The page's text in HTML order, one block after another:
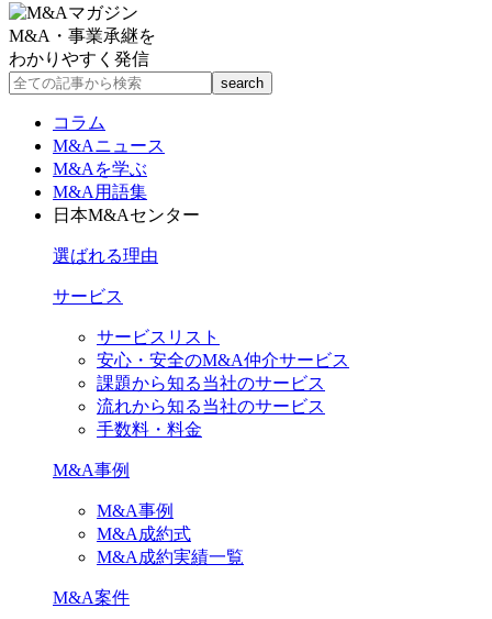
M&A・事業承継を
わかりやすく発信
コラム
M&Aニュース
M&Aを学ぶ
M&A用語集
日本M&Aセンター
選ばれる理由
サービス
サービスリスト
安心・安全のM&A仲介サービス
課題から知る当社のサービス
流れから知る当社のサービス
手数料・料金
M&A事例
M&A事例
M&A成約式
M&A成約実績一覧
M&A案件